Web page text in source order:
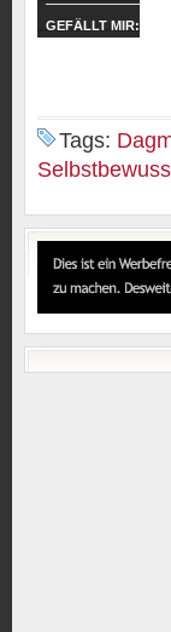
GEFÄLLT MIR:
Tags: